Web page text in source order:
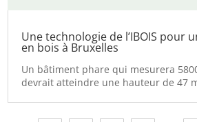
Une technologie de l’IBOIS pour
en bois à Bruxelles
Un bâtiment phare qui mesurera
devrait atteindre une hauteur de 47